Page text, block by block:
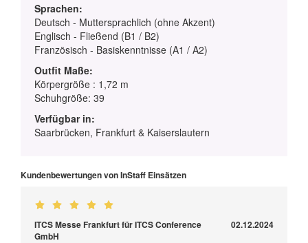
Sprachen:
Deutsch - Muttersprachlich (ohne Akzent)
Englisch - Fließend (B1 / B2)
Französisch - Basiskenntnisse (A1 / A2)
Outfit Maße:
Körpergröße : 1,72 m
Schuhgröße: 39
Verfügbar in:
Saarbrücken, Frankfurt & Kaiserslautern
Kundenbewertungen von InStaff Einsätzen
ITCS Messe Frankfurt für ITCS Conference
GmbH
02.12.2024